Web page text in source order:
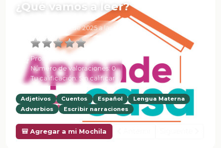
¿Qué vamos a leer?
6 de Febrero de 2025 a las 15:34
Promedio:
Número de valoraciones:0
Tu calificación: Sin calificar
Adjetivos Cuentos Español
Lengua Materna
Adverbios
Escribir narraciones
🎒 Agregar a mi Mochila